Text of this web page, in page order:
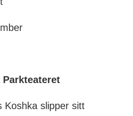
Parkteateret
Koshka slipper sitt